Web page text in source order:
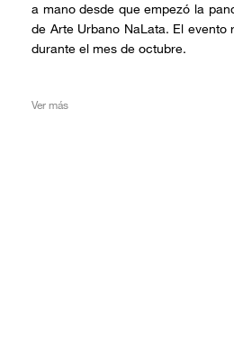
a mano desde que empezó la
de Arte Urbano NaLata. El
durante el mes de octubre.
Ver más